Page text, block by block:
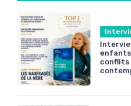
conflits